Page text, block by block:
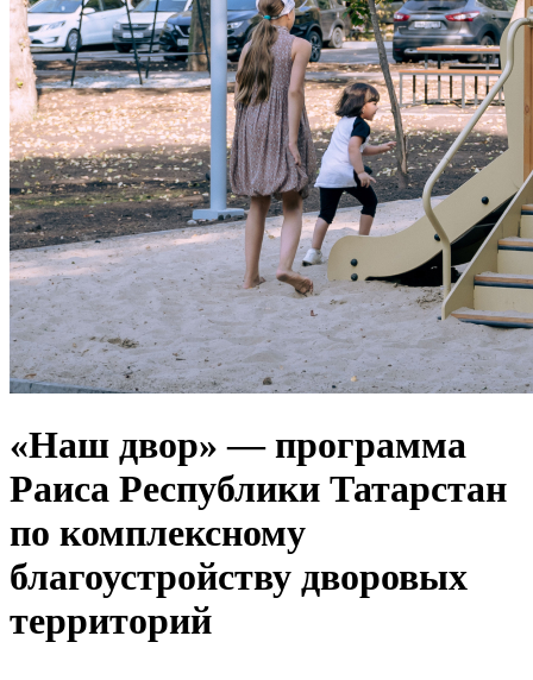
«Наш двор» — программа
Раиса Республики Татарстан
по комплексному
благоустройству дворовых
территорий